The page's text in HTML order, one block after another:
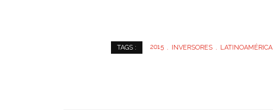
TAGS : 2015 INVERSORES LATINOAMÉRICA